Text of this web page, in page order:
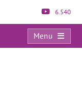
6.540
Menu